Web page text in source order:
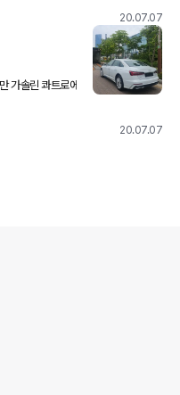
20.07.07
가솔린 콰트로에
있으니 감안
20.07.07